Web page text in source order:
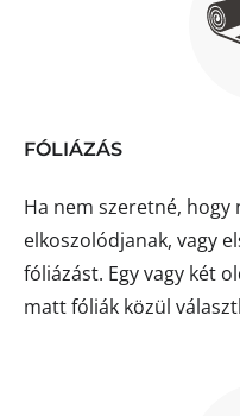
FÓLIÁZÁS
Ha nem szeretné,
elkoszolódjanak, vagy
fóliázást. Egy vagy két
matt fóliák közül